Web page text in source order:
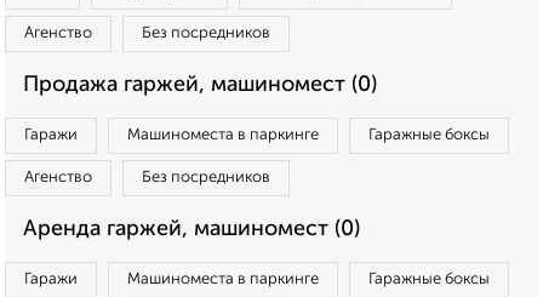
Агенство Без посредников
Продажа гаржей, машиномест (0)
Гаражи Машиноместа в паркинге Гаражные боксы
Агенство Без посредников
Аренда гаржей, машиномест (0)
Гаражи Машиноместа в паркинге Гаражные боксы